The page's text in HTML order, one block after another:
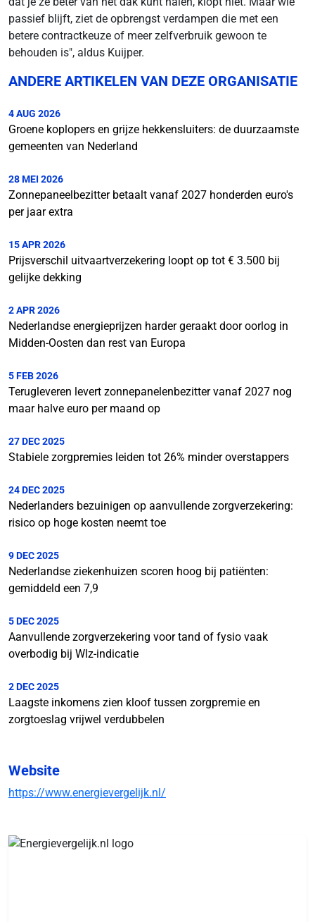
passief blijft, ziet de opbrengst verdampen die met een
betere contractkeuze of meer zelfverbruik gewoon te
behouden is", aldus Kuijper.
ANDERE ARTIKELEN VAN DEZE ORGANISATIE
4 AUG 2026
Groene koplopers en grijze hekkensluiters: de duurzaamste
gemeenten van Nederland
28 MEI 2026
Zonnepaneelbezitter betaalt vanaf 2027 honderden euro's
per jaar extra
15 APR 2026
Prijsverschil uitvaartverzekering loopt op tot € 3.500 bij
gelijke dekking
2 APR 2026
Nederlandse energieprijzen harder geraakt door oorlog in
Midden-Oosten dan rest van Europa
5 FEB 2026
Terugleveren levert zonnepanelenbezitter vanaf 2027 nog
maar halve euro per maand op
27 DEC 2025
Stabiele zorgpremies leiden tot 26% minder overstappers
24 DEC 2025
Nederlanders bezuinigen op aanvullende zorgverzekering:
risico op hoge kosten neemt toe
9 DEC 2025
Nederlandse ziekenhuizen scoren hoog bij patiënten:
gemiddeld een 7,9
5 DEC 2025
Aanvullende zorgverzekering voor tand of fysio vaak
overbodig bij Wlz-indicatie
2 DEC 2025
Laagste inkomens zien kloof tussen zorgpremie en
zorgtoeslag vrijwel verdubbelen
Website
https://www.energievergelijk.nl/